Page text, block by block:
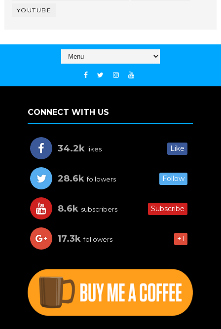
YOUTUBE
CONNECT WITH US
34.2k likes Like
28.6k followers Follow
8.6k subscribers Subscribe
17.3k followers +1